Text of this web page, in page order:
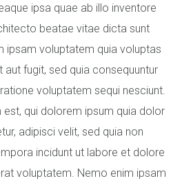
ipsa quae ab illo inventore
beatae vitae dicta sunt
ipsam voluptatem quia voluptas
aut fugit, sed quia consequuntur
voluptatem sequi nesciunt.
qui dolorem ipsum quia dolor
adipisci velit, sed quia non
incidunt ut labore et dolore
voluptatem. Nemo enim ipsam